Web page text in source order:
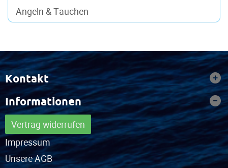
Angeln & Tauchen
Kontakt
Informationen
Vertrag widerrufen
Impressum
Unsere AGB